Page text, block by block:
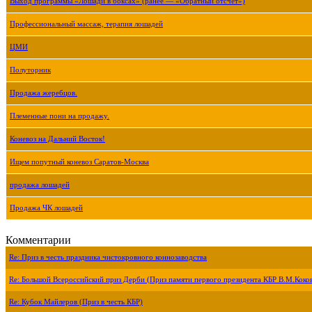
Профессиональный массаж, терапия лошадей
ЦМИ
Полуторник
Продажа жеребцов.
Племенные пони на продажу.
Коневоз на Дальний Восток!
Ищем попутный коневоз Саратов-Москва
продажа лошадей
Продажа ЧК лошадей
Комментарии
Re: Приз в честь праздника чистокровного коннозаводства
Re: Большой Всероссийский приз Дерби (Приз памяти первого президента КБР
Re: Кубок Майлеров (Приз в честь КБР)